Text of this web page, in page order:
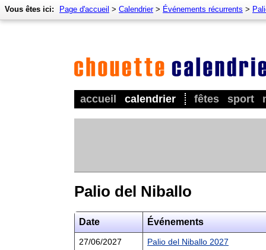
accueil calendrier fêtes sport
Vous êtes ici: Page d'accueil > Calendrier> Événements récurrents >
Palio del Niballo
Date Événements
27/06/2027
Palio del Niballo 2027